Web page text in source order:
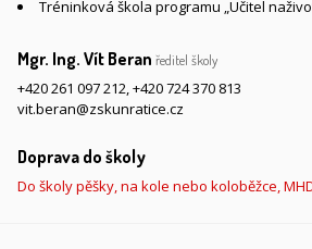
Tréninková škola programu „Učitel
Mgr. Ing. Vít Beran ředitel školy
+420 261 097 212,+420 724 370 813
vit.beran@zskunratice.cz
Doprava do školy
Do školy pěšky, na kole nebo koloběžce,